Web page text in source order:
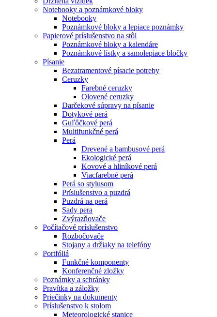
Notebooky a poznámkové bloky
Notebooky
Poznámkové bloky a lepiace poznámky
Papierové príslušenstvo na stôl
Poznámkové bloky a kalendáre
Poznámkové lístky a samolepiace bločky
Písanie
Bezatramentové písacie potreby
Ceruzky
Farebné ceruzky
Olovené ceruzky
Darčekové súpravy na písanie
Dotykové perá
Guľôčkové perá
Multifunkčné perá
Perá
Drevené a bambusové perá
Ekologické perá
Kovové a hliníkové perá
Viacfarebné perá
Perá so stylusom
Príslušenstvo a puzdrá
Puzdrá na perá
Sady pera
Zvýrazňovače
Počítačové príslušenstvo
Rozbočovače
Stojany a držiaky na telefóny
Portfóliá
Funkčné komponenty
Konferenčné zložky
Poznámky a schránky
Pravítka a záložky
Priečinky na dokumenty
Príslušenstvo k stolom
Meteorologické stanice